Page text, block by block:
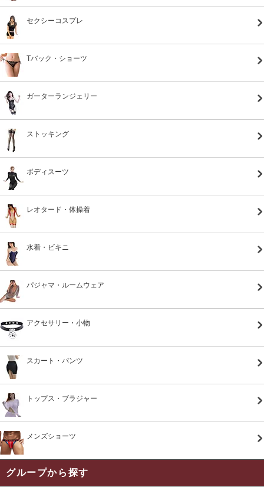
セクシーコスプレ
Tバック・ショーツ
ガーターランジェリー
ストッキング
ボディスーツ
レオタード・体操着
水着・ビキニ
パジャマ・ルームウェア
アクセサリー・小物
スカート・パンツ
トップス・ブラジャー
メンズショーツ
グループから探す